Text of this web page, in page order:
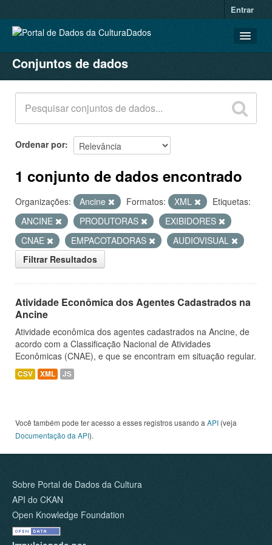
Entrar
CONJUNTOS DE DADOS
ORGANIZAÇÕES
GRUPOS
SOBRE
Conjuntos de dados
Ordenar por
1 conjunto de dados encontrado
Organizações: Ancine Formatos: XML
Etiquetas:
ANCINE
PRODUTORAS
EXIBIDORES
CNAE
EMPACOTADORAS
AUDIOVISUAL
Filtrar Resultados
Atividade Econômica dos Agentes Cadastrados na
Ancine
Atividade econômica dos agentes cadastrados na Ancine, de
acordo com a Classificação Nacional de Atividades
Econômicas (CNAE), e que se encontram em situação regular.
CSV XML JS
Você também pode ter acesso a esses registros usando a API (veja
Documentação da API).
Sobre Portal de Dados da Cultura
API do CKAN
Open Knowledge Foundation